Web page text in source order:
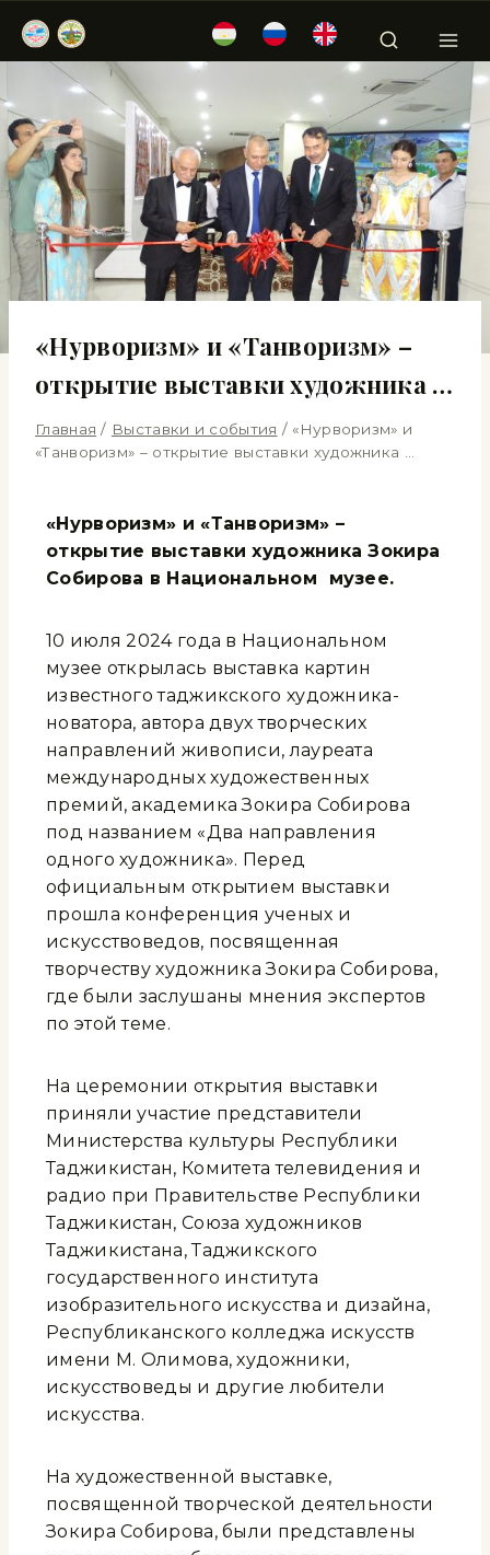
«Нурворизм» и «Танворизм» –
открытие выставки художника …
Главная / Выставки и события / «Нурворизм» и
«Танворизм» – открытие выставки художника …
«Нурворизм» и «Танворизм» –
открытие выставки художника Зокира
Собирова в Национальном музее.
10 июля 2024 года в Национальном
музее открылась выставка картин
известного таджикского художника-
новатора, автора двух творческих
направлений живописи, лауреата
международных художественных
премий, академика Зокира Собирова
под названием «Два направления
одного художника». Перед
официальным открытием выставки
прошла конференция ученых и
искусствоведов, посвященная
творчеству художника Зокира Собирова,
где были заслушаны мнения экспертов
по этой теме.
На церемонии открытия выставки
приняли участие представители
Министерства культуры Республики
Таджикистан, Комитета телевидения и
радио при Правительстве Республики
Таджикистан, Союза художников
Таджикистана, Таджикского
государственного института
изобразительного искусства и дизайна,
Республиканского колледжа искусств
имени М. Олимова, художники,
искусствоведы и другие любители
искусства.
На художественной выставке,
посвященной творческой деятельности
Зокира Собирова, были представлены